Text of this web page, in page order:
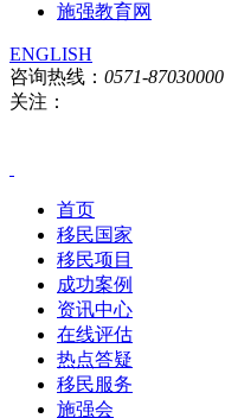
施强教育网
ENGLISH
咨询热线： 0571-87030000
关注：
首页
移民国家
移民项目
成功案例
资讯中心
在线评估
热点答疑
移民服务
施强会